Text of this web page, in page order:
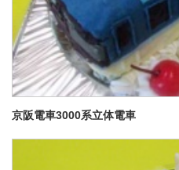
京阪電車3000系立体電車